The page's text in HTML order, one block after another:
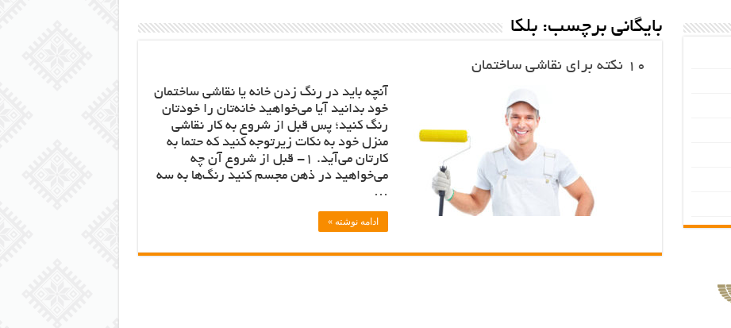
بایگانی برچسب:بلکا
10 نکته برای نقاشی ساختمان
آنچه باید در رنگ زدن خانه یا نقاشی ساختمان
خود بدانید آیا می‌خواهید خانه‌تان را خودتان
رنگ کنید؛ پس قبل از شروع به کار نقاشی
منزل خود به نکات زیرتوجه کنید که حتما به
کارتان می‌آید. 1- قبل از شروع آن چه
می‌خواهید در ذهن مجسم کنید رنگ‌ها به سه
…
ادامه نوشته »